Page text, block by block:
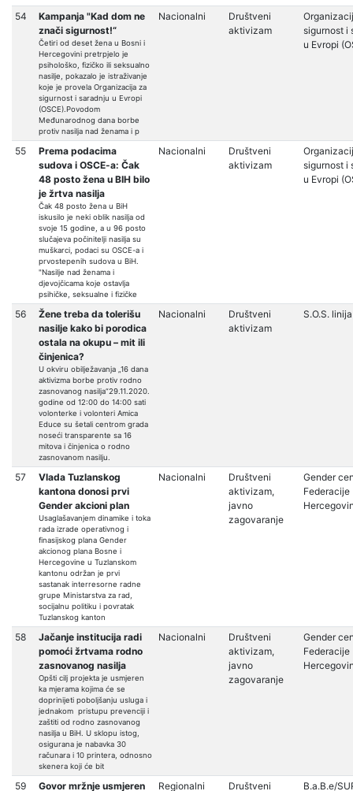
54
Kampanja "Kad dom ne
znači sigurnost!“
Četiri od deset žena u Bosni i
Hercegovini pretrpjelo je
psihološko, fizičko ili seksualno
nasilje, pokazalo je istraživanje
koje je provela Organizacija za
sigurnost i saradnju u Evropi
(OSCE).Povodom
Međunarodnog dana borbe
protiv nasilja nad ženama i p
Nacionalni
Društveni
aktivizam
sigurnost i
u Evropi
55
Prema podacima
sudova i OSCE-a: Čak
48 posto žena u BIH bilo
je žrtva nasilja
Čak 48 posto žena u BiH
iskusilo je neki oblik nasilja od
svoje 15 godine, a u 96 posto
slučajeva počinitelji nasilja su
muškarci, podaci su OSCE-a i
prvostepenih sudova u BiH.
"Nasilje nad ženama i
djevojčicama koje ostavlja
psihičke, seksualne i fizičke
Nacionalni
Društveni
aktivizam
sigurnost i
u Evropi
56
Žene treba da tolerišu
nasilje kako bi porodica
ostala na okupu – mit ili
činjenica?
U okviru obilježavanja „16 dana
aktivizma borbe protiv rodno
zasnovanog nasilja“29.11.2020.
godine od 12:00 do 14:00 sati
volonterke i volonteri Amica
Educe su šetali centrom grada
noseći transparente sa 16
mitova i činjenica o rodno
zasnovanom nasilju.
Nacionalni
Društveni
aktivizam
S.O.S. linija
57
Vlada Tuzlanskog
kantona donosi prvi
Gender akcioni plan
Usaglašavanjem dinamike i toka
rada izrade operativnog i
finasijskog plana Gender
akcionog plana Bosne i
Hercegovine u Tuzlanskom
kantonu održan je prvi
sastanak interresorne radne
grupe Ministarstva za rad,
socijalnu politiku i povratak
Tuzlanskog kanton
Nacionalni
Društveni
aktivizam,
javno
zagovaranje
Gender
Federacije
58
Jačanje institucija radi
pomoći žrtvama rodno
zasnovanog nasilja
Opšti cilj projekta je usmjeren
ka mjerama kojima će se
doprinijeti poboljšanju usluga i
jednakom pristupu prevenciji i
zaštiti od rodno zasnovanog
nasilja u BiH. U sklopu istog,
osigurana je nabavka 30
računara i 10 printera, odnosno
skenera koji će bit
Nacionalni
Društveni
aktivizam,
javno
zagovaranje
Gender
Federacije
59 Govor mržnje usmjeren Regionalni Društveni B.a.B.e/